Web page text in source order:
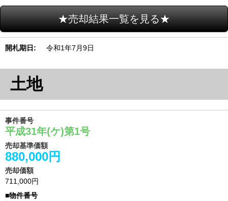
★売却結果一覧を見る★
開札期日 令和1年7月9日
土地
事件番号
平成31年(ケ)第1号
売却基準価額
880,000円
売却価額
711,000円